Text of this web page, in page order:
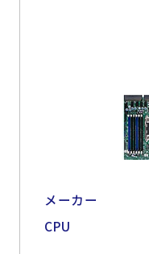
メーカー
CPU